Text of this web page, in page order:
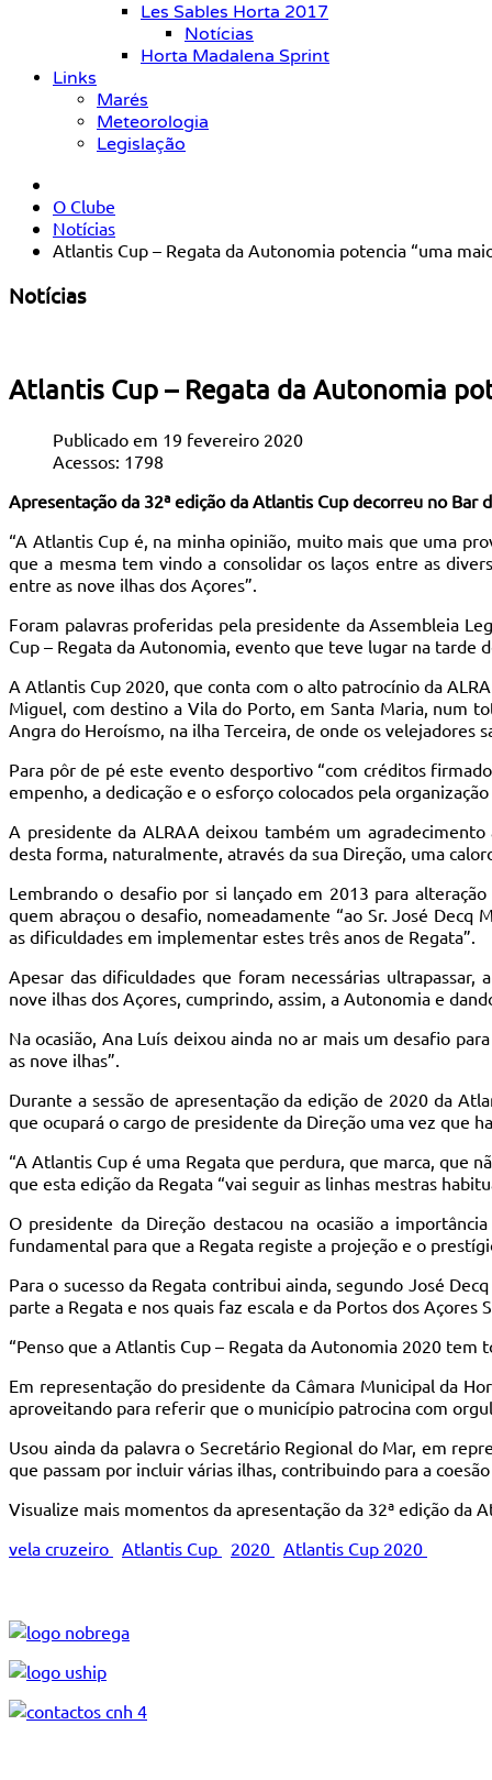
Les Sables Horta 2017
Notícias
Horta Madalena Sprint
Links
Marés
Meteorologia
Legislação
O Clube
Notícias
Atlantis Cup – Regata da Autonomia potencia “uma
Notícias
Atlantis Cup – Regata da Autonomia
Publicado em 19 fevereiro 2020
Acessos: 1798
Apresentação da 32ª edição da Atlantis Cup decorreu no Bar
“A Atlantis Cup é, na minha opinião, muito mais que uma
que a mesma tem vindo a consolidar os laços entre as
entre as nove ilhas dos Açores”.
Foram palavras proferidas pela presidente da Assembleia
Cup – Regata da Autonomia, evento que teve lugar na tarde
A Atlantis Cup 2020, que conta com o alto patrocínio da
Miguel, com destino a Vila do Porto, em Santa Maria, num
Angra do Heroísmo, na ilha Terceira, de onde os velejadores
Para pôr de pé este evento desportivo “com créditos
empenho, a dedicação e o esforço colocados pela
A presidente da ALRAA deixou também um
desta forma, naturalmente, através da sua Direção, uma
Lembrando o desafio por si lançado em 2013 para
quem abraçou o desafio, nomeadamente “ao Sr. José
as dificuldades em implementar estes três anos de Regata”.
Apesar das dificuldades que foram necessárias
nove ilhas dos Açores, cumprindo, assim, a Autonomia e
Na ocasião, Ana Luís deixou ainda no ar mais um desafio
as nove ilhas”.
Durante a sessão de apresentação da edição de 2020 da
que ocupará o cargo de presidente da Direção uma vez que
“A Atlantis Cup é uma Regata que perdura, que marca, que
que esta edição da Regata “vai seguir as linhas mestras
O presidente da Direção destacou na ocasião a
fundamental para que a Regata registe a projeção e o
Para o sucesso da Regata contribui ainda, segundo José
parte a Regata e nos quais faz escala e da Portos dos
“Penso que a Atlantis Cup – Regata da Autonomia 2020 tem
Em representação do presidente da Câmara Municipal da
aproveitando para referir que o município patrocina com
Usou ainda da palavra o Secretário Regional do Mar, em
que passam por incluir várias ilhas, contribuindo para a
Visualize mais momentos da apresentação da 32ª edição da
vela cruzeiro Atlantis Cup 2020 Atlantis Cup 2020